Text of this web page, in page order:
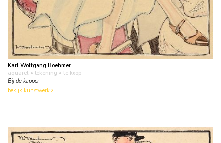
Karl Wolfgang Boehmer
aquarel • tekening • te koop
Bij de kapper
bekijk kunstwerk